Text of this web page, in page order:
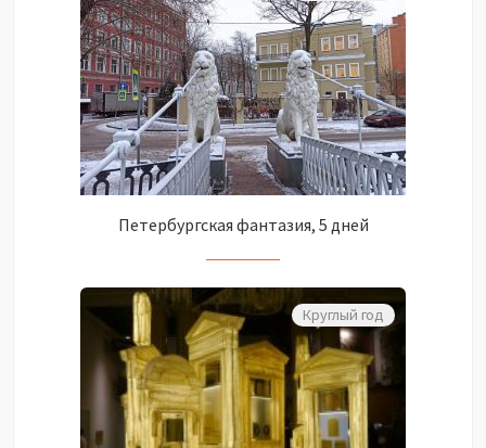
Петербургская фантазия, 5 дней
Круглый год